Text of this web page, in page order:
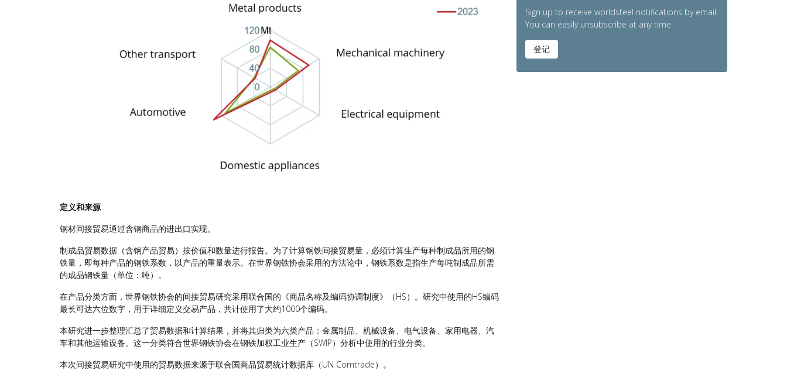
定义和来源
钢材间接贸易通过含钢商品的进出口实现。
制成品贸易数据（含钢产品贸易）按价值和数量进行报告。为了计算钢铁间接贸易量，必须计算生产每种制成品所用的钢
铁量，即每种产品的钢铁系数，以产品的重量表示。在世界钢铁协会采用的方法论中，钢铁系数是指生产每吨制成品所需
的成品钢铁量（单位：吨）。
在产品分类方面，世界钢铁协会的间接贸易研究采用联合国的《商品名称及编码协调制度》（HS）。研究中使用的HS编码
最长可达六位数字，用于详细定义交易产品，共计使用了大约1000个编码。
本研究进一步整理汇总了贸易数据和计算结果，并将其归类为六类产品：金属制品、机械设备、电气设备、家用电器、汽
车和其他运输设备。这一分类符合世界钢铁协会在钢铁加权工业生产（SWIP）分析中使用的行业分类。
本次间接贸易研究中使用的贸易数据来源于联合国商品贸易统计数据库（UN Comtrade）。
Sign up to receive worldsteel notifications by email.
You can easily unsubscribe at any time.
登记